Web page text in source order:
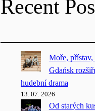
Recent
Moře, přístav,
Gdańsk
hudební drama
13. 07. 2026
Od starých